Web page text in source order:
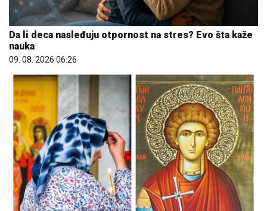
Da li deca nasleđuju otpornost na stres? Evo šta kaže
nauka
09. 08. 2026 06:26